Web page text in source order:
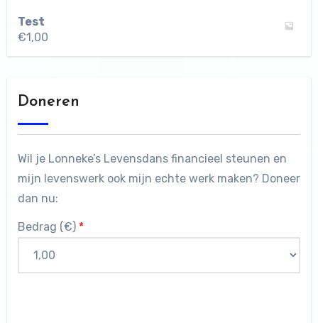
Test
€1,00
Doneren
Wil je Lonneke’s Levensdans financieel steunen en
mijn levenswerk ook mijn echte werk maken? Doneer
dan nu:
Bedrag (€) *